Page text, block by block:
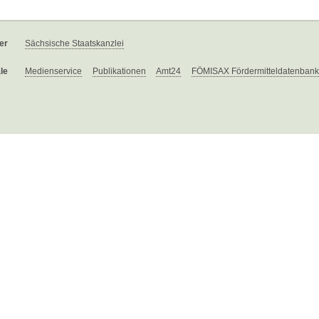
Sächsische Staatskanzlei
Medienservice Publikationen Amt24 FÖMISAX Fördermitteldatenbank